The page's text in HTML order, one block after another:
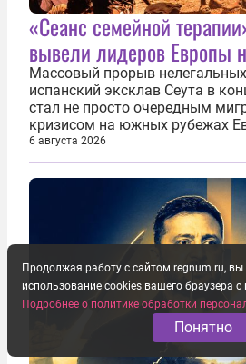
«Сеанс семейной
вывели лидеров Европы
Массовый прорыв
испанский эксклав Сеута в
стал не просто очередным
кризисом на южных рубежах
фундаментальный раскол
продемонстрировав, что
выстраивавшаяся
6 августа 2026
Продолжая работу с сайтом regnum.ru, вы
использование cookies вашего браузера
Подробнее о политике обработки
Понятно